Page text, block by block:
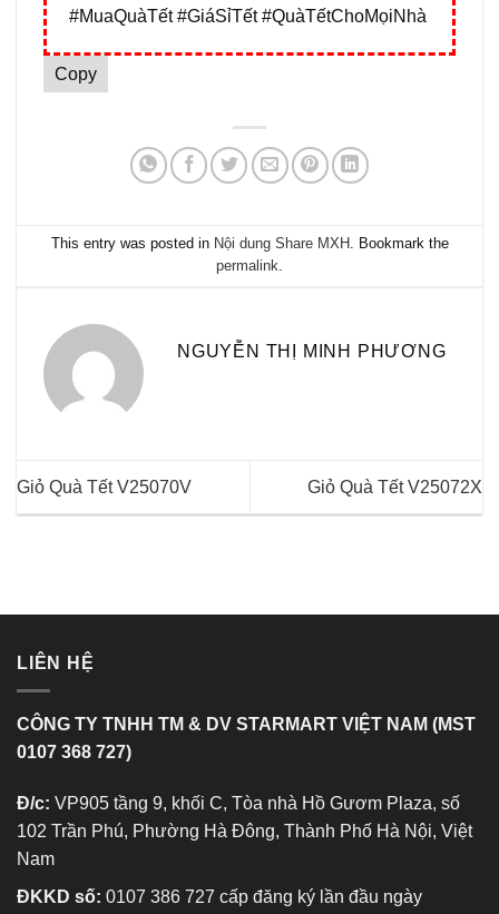
#MuaQuàTết #GiáSỉTết #QuàTếtChoMọiNhà
Copy
This entry was posted in Nội dung Share MXH . Bookmark the
permalink.
NGUYỄN THỊ MINH PHƯƠNG
Giỏ Quà Tết V25070V Giỏ Quà Tết V25072X
LIÊN HỆ
CÔNG TY TNHH TM & DV STARMART VIỆT NAM (MST
0107 368 727)
Đ/c: VP905 tầng 9, khối C, Tòa nhà Hồ Gươm Plaza, số
102 Trần Phú, Phường Hà Đông, Thành Phố Hà Nội, Việt
Nam
ĐKKD số: 0107 386 727 cấp đăng ký lần đầu ngày